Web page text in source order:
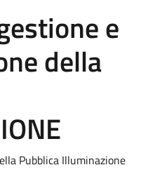
e
della
Pubblica Illuminazione